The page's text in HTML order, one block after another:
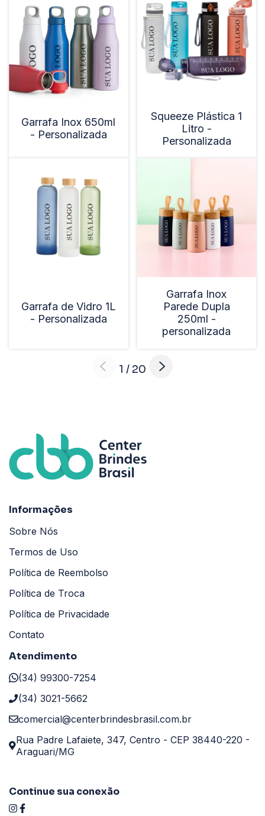
Garrafa Inox 650ml
- Personalizada
Squeeze Plástica 1
Litro -
Personalizada
Garrafa de Vidro 1L
- Personalizada
Garrafa Inox
Parede Dupla
250ml -
personalizada
1 / 20
Informações
Sobre Nós
Termos de Uso
Política de Reembolso
Política de Troca
Política de Privacidade
Contato
Atendimento
(34) 99300-7254
(34) 3021-5662
comercial@centerbrindesbrasil.com.br
Rua Padre Lafaiete, 347, Centro - CEP 38440-220 -
Araguari/MG
Continue sua conexão